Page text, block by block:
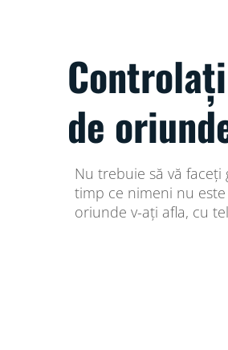
de
Nu trebuie să vă
timp ce nimeni nu
oriunde v-ați afla, cu